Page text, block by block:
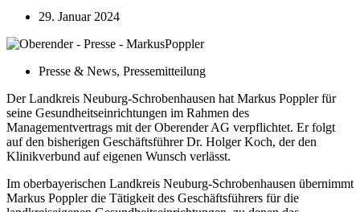
29. Januar 2024
Presse & News, Pressemitteilung
Der Landkreis Neuburg-Schrobenhausen hat Markus Poppler für
seine Gesundheitseinrichtungen im Rahmen des
Managementvertrags mit der Oberender AG verpflichtet. Er folgt
auf den bisherigen Geschäftsführer Dr. Holger Koch, der den
Klinikverbund auf eigenen Wunsch verlässt.
Im oberbayerischen Landkreis Neuburg-Schrobenhausen übernimmt
Markus Poppler die Tätigkeit des Geschäftsführers für die